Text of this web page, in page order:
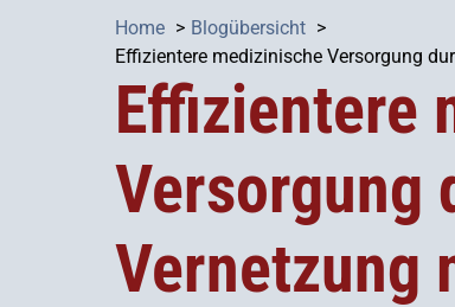
Home
Blogübersicht
Effizientere medizinische Versorgung
Effizientere
Versorgung
Vernetzung